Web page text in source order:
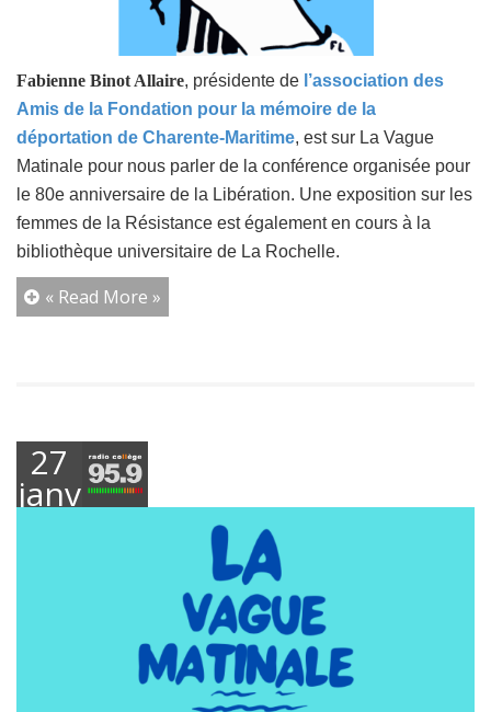
Fabienne Binot Allaire, présidente de l’association des
Amis de la Fondation pour la mémoire de la
déportation de Charente-Maritime, est sur La Vague
Matinale pour nous parler de la conférence organisée pour
le 80e anniversaire de la Libération. Une exposition sur les
femmes de la Résistance est également en cours à la
bibliothèque universitaire de La Rochelle.
« Read More »
27
janvier